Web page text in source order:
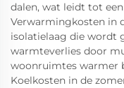
dalen, wat leidt tot
Verwarmingkosten in
isolatielaag die wordt
warmteverlies door
woonruimtes warmer
Koelkosten in de